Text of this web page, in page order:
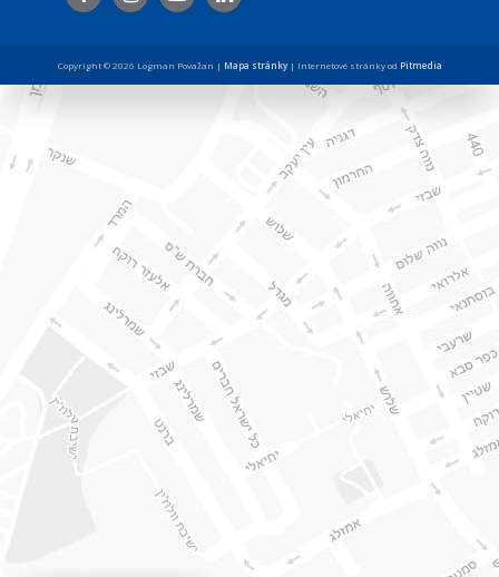
Copyright © 2026 Logman Považan | Mapa stránky| Internetové stránky od Pitmedia